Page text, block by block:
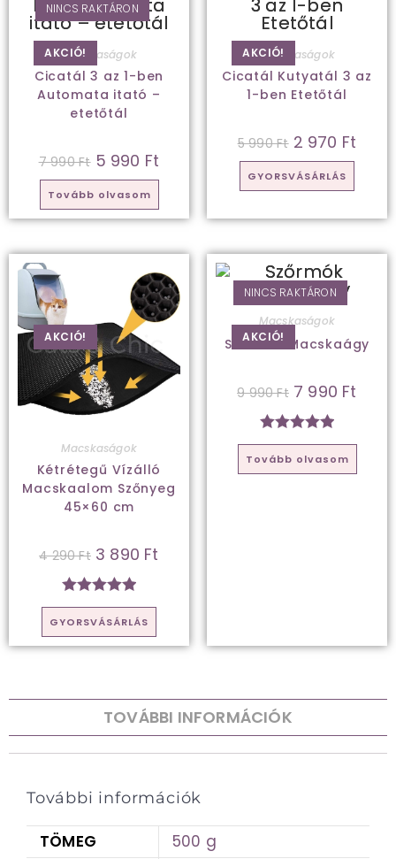
NINCS RAKTÁRON
AKCIÓ!
Macskaságok
Cicatál 3 az 1-ben
Automata itató –
etetőtál
7 990Ft 5 990 Ft
Tovább olvasom
AKCIÓ!
Macskaságok
Cicatál Kutyatál 3 az
1-ben Etetőtál
5 990Ft 2 970 Ft
GYORSVÁSÁRLÁS
AKCIÓ!
Macskaságok
Kétrétegű Vízálló
Macskaalom Szőnyeg
45×60 cm
4 290Ft 3 890 Ft
Értékelés:
5/ 5
GYORSVÁSÁRLÁS
NINCS RAKTÁRON
AKCIÓ!
Macskaságok
Szőrmók Macskaágy
9 990Ft 7 990 Ft
Értékelés:
5.00/ 5
Tovább olvasom
TOVÁBBI INFORMÁCIÓK
További információk
TÖMEG
500 g